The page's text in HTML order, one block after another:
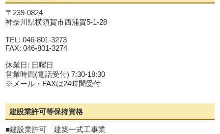
〒239-0824
神奈川県横須賀市西浦賀5-1-28
TEL: 046-801-3273
FAX: 046-801-3274
休業日: 日曜日
営業時間(電話受付) 7:30-18:30
※メール・FAXは24時間受付
建設業許可等保持資格
■建設業許可 建築一式工事業